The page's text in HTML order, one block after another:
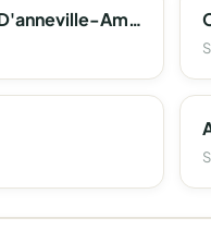
Amicale Des Pêcheurs D'anneville-Ambourville